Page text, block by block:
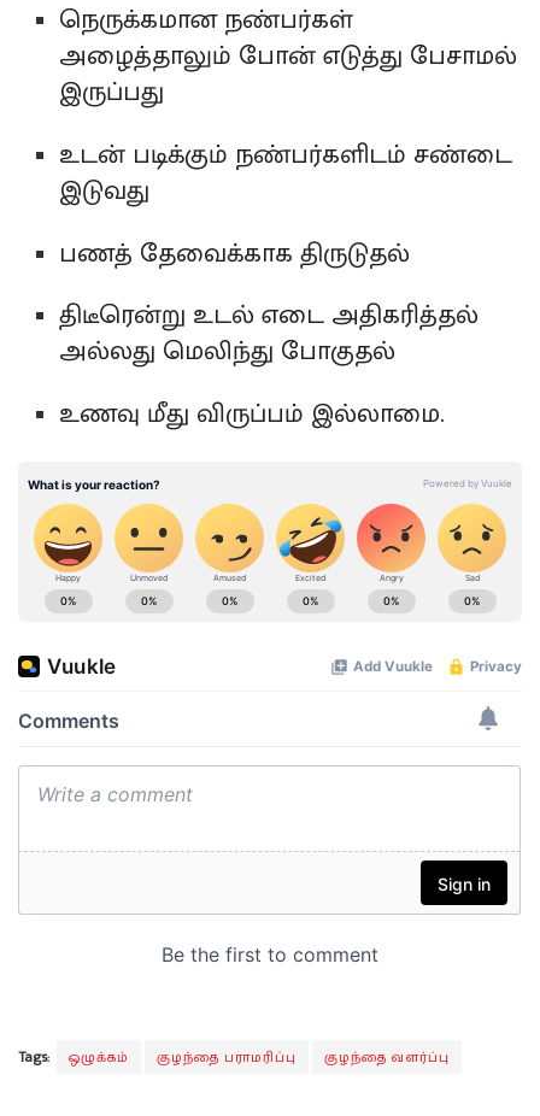
நெருக்கமான நண்பர்கள்
அழைத்தாலும் போன் எடுத்து பேசாமல்
இருப்பது
உடன் படிக்கும் நண்பர்களிடம் சண்டை
இடுவது
பணத் தேவைக்காக திருடுதல்
திடீரென்று உடல் எடை அதிகரித்தல்
அல்லது மெலிந்து போகுதல்
உணவு மீது விருப்பம் இல்லாமை.
Tags: ஒழுக்கம் குழந்தை பராமரிப்பு குழந்தை வளர்ப்பு